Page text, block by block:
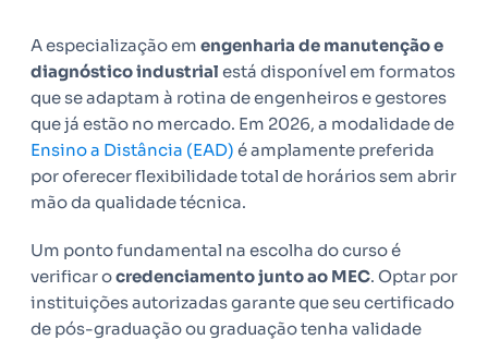
A especialização em engenharia de manutenção e
diagnóstico industrial está disponível em formatos
que se adaptam à rotina de engenheiros e gestores
que já estão no mercado. Em 2026, a modalidade de
Ensino a Distância (EAD) é amplamente preferida
por oferecer flexibilidade total de horários sem abrir
mão da qualidade técnica.
Um ponto fundamental na escolha do curso é
verificar ocredenciamento junto ao MEC. Optar por
instituições autorizadas garante que seu certificado
de pós-graduação ou graduação tenha validade